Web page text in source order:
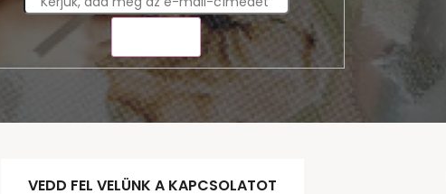
VEDD FEL VELÜNK A KAPCSOLATOT